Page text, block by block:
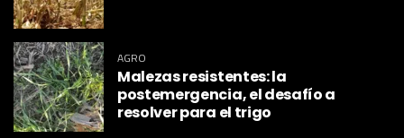
AGRO
Malezas resistentes: la
postemergencia, el desafío a
resolver para el trigo